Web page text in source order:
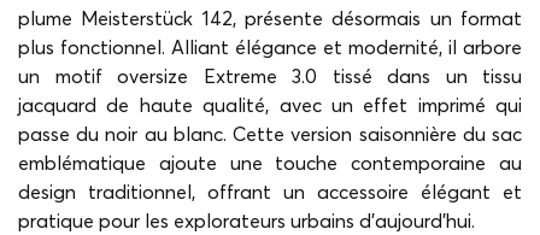
plume Meisterstück 142, présente désormais un format
plus fonctionnel. Alliant élégance et modernité, il arbore
un motif oversize Extreme 3.0 tissé dans un tissu
jacquard de haute qualité, avec un effet imprimé qui
passe du noir au blanc. Cette version saisonnière du sac
emblématique ajoute une touche contemporaine au
design traditionnel, offrant un accessoire élégant et
pratique pour les explorateurs urbains d'aujourd'hui.